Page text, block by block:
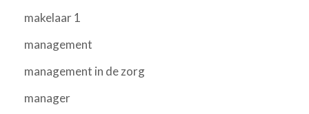
makelaar 1
management
management in de zorg
manager